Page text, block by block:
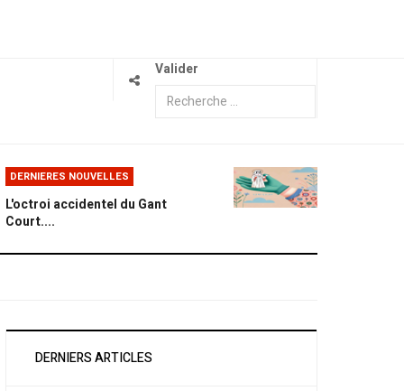
Valider
DERNIERES NOUVELLES
L'octroi accidentel du Gant
Court....
DERNIERS ARTICLES